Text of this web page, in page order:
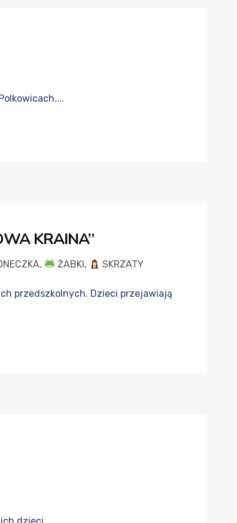
KRAINA”
, ŻABKI, SKRZATY
przedszkolnych. Dzieci przejawiają